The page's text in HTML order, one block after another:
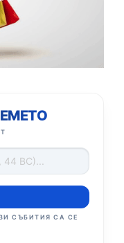
СЪБИТИЯ СА СЕ